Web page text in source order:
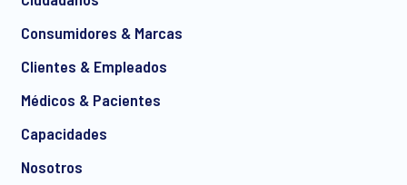
*
Consumidores & Marcas
Clientes & Empleados
Médicos & Pacientes
Capacidades
Nosotros